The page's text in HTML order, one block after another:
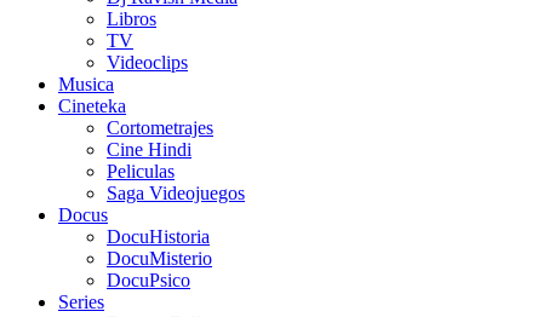
Libros
TV
Videoclips
Musica
Cineteka
Cortometrajes
Cine Hindi
Peliculas
Saga Videojuegos
Docus
DocuHistoria
DocuMisterio
DocuPsico
Series